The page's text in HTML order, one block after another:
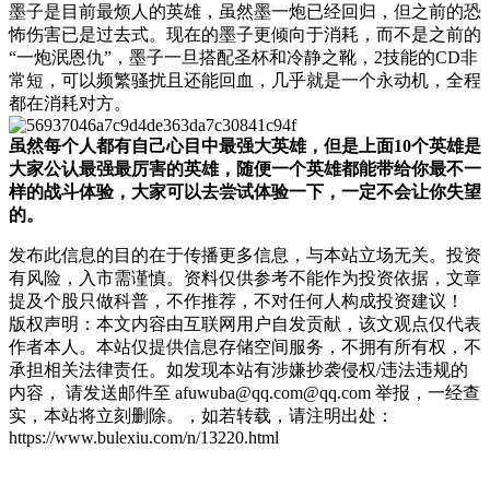
墨子是目前最烦人的英雄，虽然墨一炮已经回归，但之前的恐
怖伤害已是过去式。现在的墨子更倾向于消耗，而不是之前的
“一炮泯恩仇”，墨子一旦搭配圣杯和冷静之靴，2技能的CD非
常短，可以频繁骚扰且还能回血，几乎就是一个永动机，全程
都在消耗对方。
虽然每个人都有自己心目中最强大英雄，但是上面10个英雄是
大家公认最强最厉害的英雄，随便一个英雄都能带给你最不一
样的战斗体验，大家可以去尝试体验一下，一定不会让你失望
的。
发布此信息的目的在于传播更多信息，与本站立场无关。投资
有风险，入市需谨慎。资料仅供参考不能作为投资依据，文章
提及个股只做科普，不作推荐，不对任何人构成投资建议！
版权声明：本文内容由互联网用户自发贡献，该文观点仅代表
作者本人。本站仅提供信息存储空间服务，不拥有所有权，不
承担相关法律责任。如发现本站有涉嫌抄袭侵权/违法违规的
内容， 请发送邮件至 afuwuba@qq.com@qq.com 举报，一经查
实，本站将立刻删除。，如若转载，请注明出处：
https://www.bulexiu.com/n/13220.html